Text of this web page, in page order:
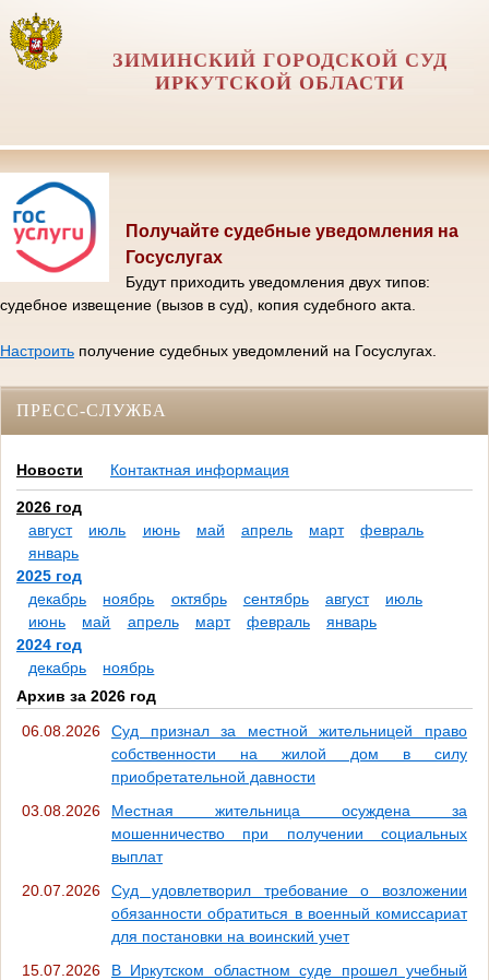
ЗИМИНСКИЙ ГОРОДСКОЙ СУД
ИРКУТСКОЙ ОБЛАСТИ
Получайте судебные уведомления на
Госуслугах
Будут приходить уведомления двух типов:
судебное извещение (вызов в суд), копия судебного акта.
Настроить получение судебных уведомлений на Госуслугах.
ПРЕСС-СЛУЖБА
Новости Контактная информация
2026 год
август
июль июнь май апрель март
февраль
январь
2025 год
декабрь
ноябрь октябрь сентябрь август
июль
июнь
май апрель март февраль
январь
2024 год
декабрь
ноябрь
Архив за 2026 год
06.08.2026
Суд признал за местной жительницей право
собственности на жилой дом в силу
приобретательной давности
03.08.2026
Местная жительница осуждена за
мошенничество при получении социальных
выплат
20.07.2026
Суд удовлетворил требование о возложении
обязанности обратиться в военный комиссариат
для постановки на воинский учет
15.07.2026
В Иркутском областном суде прошел учебный